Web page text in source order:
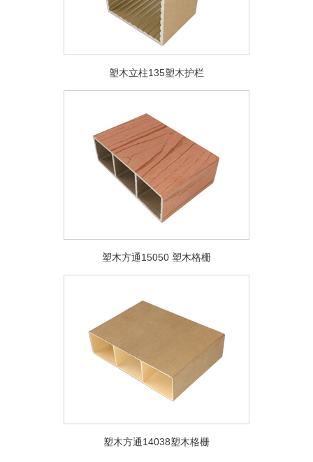
塑木立柱135塑木护栏
塑木方通15050 塑木格栅
塑木方通14038塑木格栅